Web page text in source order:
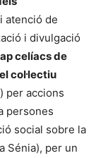
atenció de
i divulgació
celíacs de
col·lectiu
per accions
persones
social sobre la
Sénia), per un